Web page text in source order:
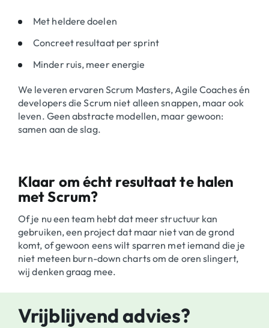
Met heldere doelen
Concreet resultaat per sprint
Minder ruis, meer energie
We leveren ervaren Scrum Masters, Agile Coaches én
developers die Scrum niet alleen snappen, maar ook
leven. Geen abstracte modellen, maar gewoon:
samen aan de slag.
Klaar om écht resultaat te halen
met Scrum?
Of je nu een team hebt dat meer structuur kan
gebruiken, een project dat maar niet van de grond
komt, of gewoon eens wilt sparren met iemand die je
niet meteen burn-down charts om de oren slingert,
wij denken graag mee.
Vrijblijvend advies?